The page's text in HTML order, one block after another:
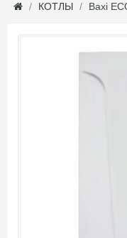
КОТЛЫ Baxi